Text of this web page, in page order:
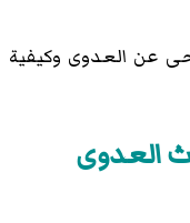
عن العدوى وكيفية
العدوى